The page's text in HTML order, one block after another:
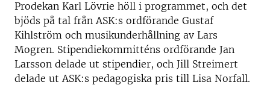
Prodekan Karl Lövrie höll i programmet, och det
bjöds på tal från ASK:s ordförande Gustaf
Kihlström och musikunderhållning av Lars
Mogren. Stipendiekommitténs ordförande Jan
Larsson delade ut stipendier, och Jill Streimert
delade ut ASK:s pedagogiska pris till Lisa Norfall.